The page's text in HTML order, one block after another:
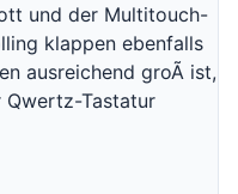
und der Multitouch-
klappen ebenfalls
ausreichend groÃ ist,
Qwertz-Tastatur